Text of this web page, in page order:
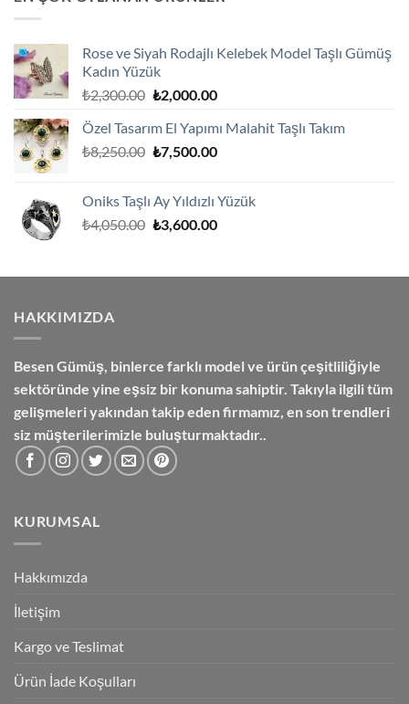
₺2,850.00.
Rose ve Siyah Rodajlı Kelebek Model Taşlı Gümüş
Kadın Yüzük
₺2,300.00 Orijinal
₺2,300.00.
₺2,000.00Şu
fiyat:
₺2,000.00.
Özel Tasarım El Yapımı Malahit Taşlı Takım
₺8,250.00 Orijinal
₺7,500.00Şu
₺7,500.00.
Oniks Taşlı Ay Yıldızlı Yüzük
₺4,050.00 Orijinal
₺3,600.00Şu
₺3,600.00.
HAKKIMIZDA
Besen Gümüş, binlerce farklı model ve ürün çeşitliliğiyle
sektöründe yine eşsiz bir konuma sahiptir. Takıyla ilgili tüm
gelişmeleri yakından takip eden firmamız, en son trendleri
siz müşterilerimizle buluşturmaktadır..
KURUMSAL
Hakkımızda
İletişim
Kargo ve Teslimat
Ürün İade Koşulları